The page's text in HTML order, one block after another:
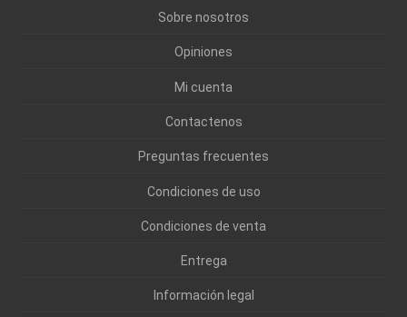
Sobre nosotros
Opiniones
Mi cuenta
Contactenos
Preguntas frecuentes
Condiciones de uso
Condiciones de venta
Entrega
Información legal